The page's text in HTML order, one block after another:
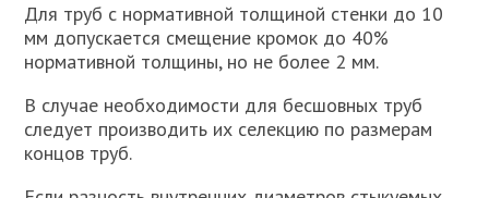
Для труб с нормативной толщиной стенки до 10
мм допускается смещение кромок до 40%
нормативной толщины, но не более 2 мм.
В случае необходимости для бесшовных труб
следует производить их селекцию по размерам
концов труб.